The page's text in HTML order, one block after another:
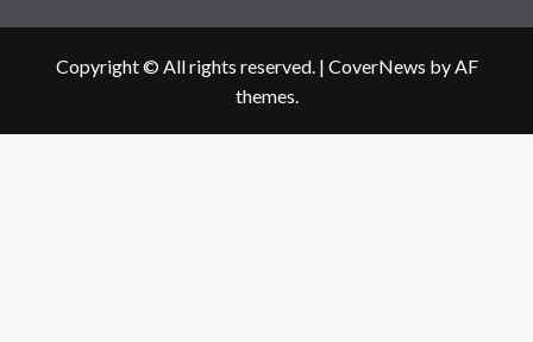
Copyright © All rights reserved. | CoverNews by AF
themes.